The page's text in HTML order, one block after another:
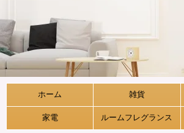
ホーム 雑貨
家電 ルームフレグランス